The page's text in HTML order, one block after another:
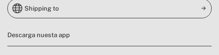
Shipping to
Descarga nuesta app